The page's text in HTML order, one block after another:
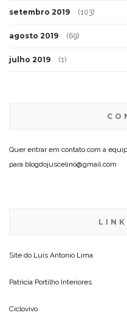
setembro 2019 (103)
agosto 2019 (69)
julho 2019 (1)
Quer entrar em contato com a
para blogdojuscelino@gmail.com
Site do Luis Antonio Lima
Patricia Portilho Interiores
Ciclovivo